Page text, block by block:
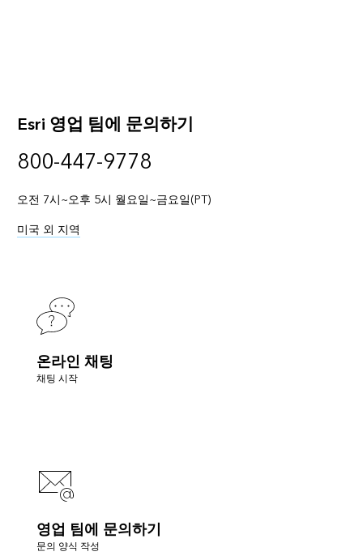
Esri 영업 팀에 문의하기
800-447-9778
오전 7시~오후 5시 월요일~금요일(PT)
미국 외 지역
온라인 채팅
채팅 시작
영업 팀에 문의하기
문의 양식 작성